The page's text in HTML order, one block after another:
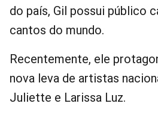
do país, Gil possui público
cantos do mundo.
Recentemente, ele
nova leva de artistas
Juliette e Larissa Luz.